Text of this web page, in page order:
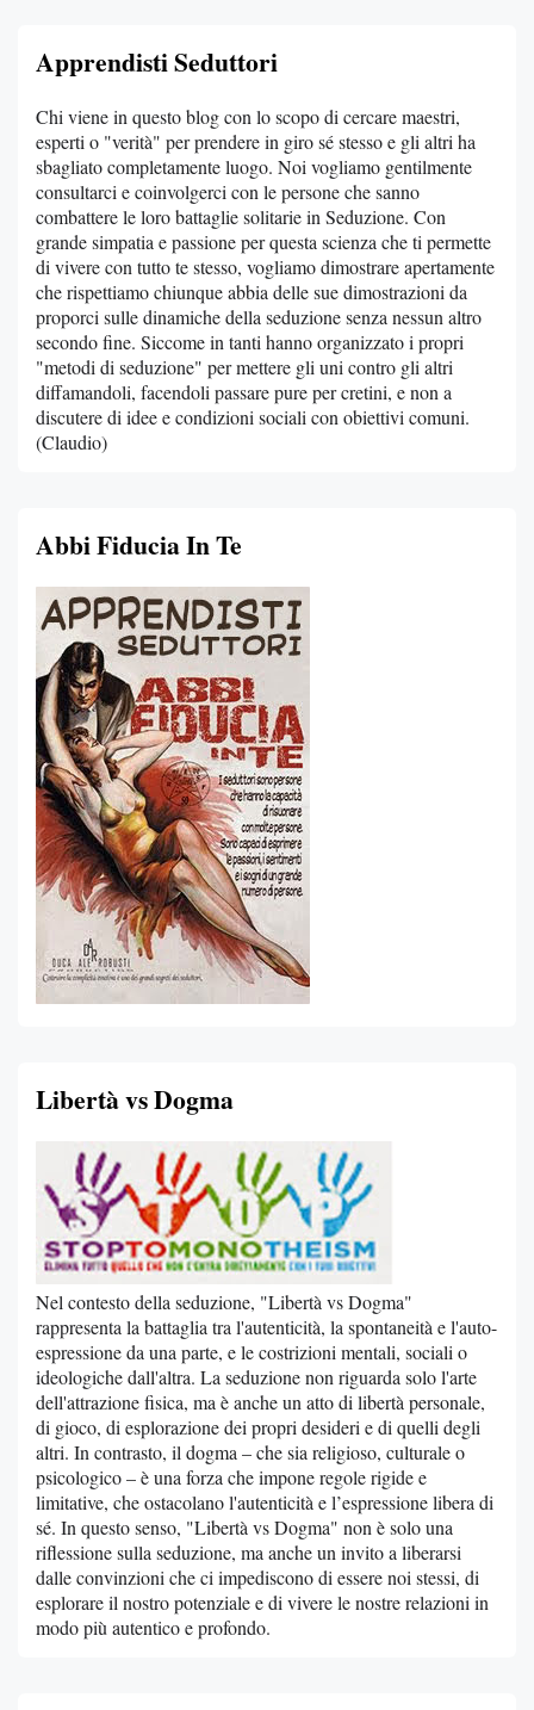
Apprendisti Seduttori
Chi viene in questo blog con lo scopo di cercare maestri,
esperti o "verità" per prendere in giro sé stesso e gli altri ha
sbagliato completamente luogo. Noi vogliamo gentilmente
consultarci e coinvolgerci con le persone che sanno
combattere le loro battaglie solitarie in Seduzione. Con
grande simpatia e passione per questa scienza che ti permette
di vivere con tutto te stesso, vogliamo dimostrare apertamente
che rispettiamo chiunque abbia delle sue dimostrazioni da
proporci sulle dinamiche della seduzione senza nessun altro
secondo fine. Siccome in tanti hanno organizzato i propri
"metodi di seduzione" per mettere gli uni contro gli altri
diffamandoli, facendoli passare pure per cretini, e non a
discutere di idee e condizioni sociali con obiettivi comuni.
(Claudio)
Abbi Fiducia In Te
Libertà vs Dogma
Nel contesto della seduzione, "Libertà vs Dogma"
rappresenta la battaglia tra l'autenticità, la spontaneità e l'auto-
espressione da una parte, e le costrizioni mentali, sociali o
ideologiche dall'altra. La seduzione non riguarda solo l'arte
dell'attrazione fisica, ma è anche un atto di libertà personale,
di gioco, di esplorazione dei propri desideri e di quelli degli
altri. In contrasto, il dogma – che sia religioso, culturale o
psicologico – è una forza che impone regole rigide e
limitative, che ostacolano l'autenticità e l’espressione libera di
sé. In questo senso, "Libertà vs Dogma" non è solo una
riflessione sulla seduzione, ma anche un invito a liberarsi
dalle convinzioni che ci impediscono di essere noi stessi, di
esplorare il nostro potenziale e di vivere le nostre relazioni in
modo più autentico e profondo.